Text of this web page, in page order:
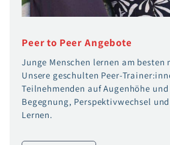
Peer to Peer Angebote
Junge Menschen lernen am besten
Unsere geschulten Peer-
Teilnehmenden auf Augenhöhe
Begegnung, Perspektivwechsel
Lernen.